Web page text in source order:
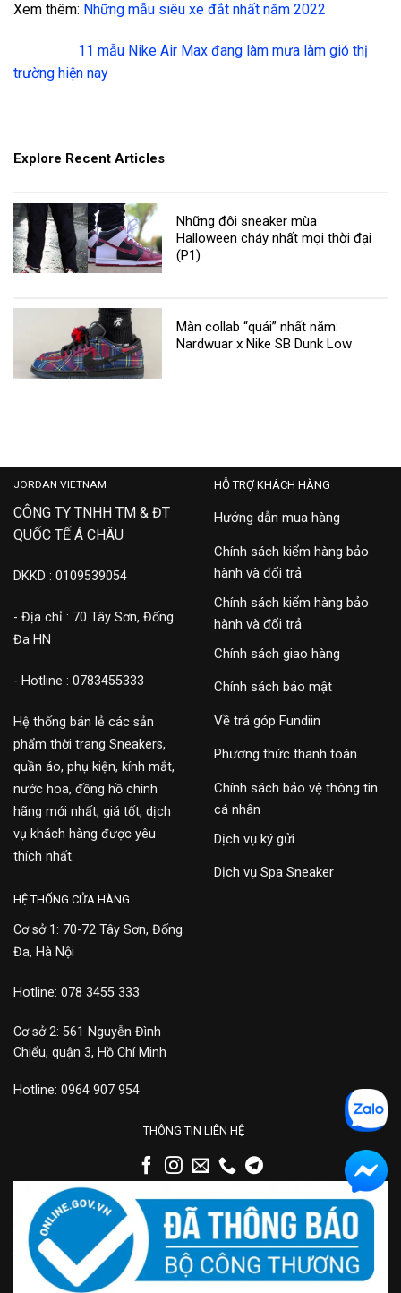
Xem thêm: Những mẫu siêu xe đắt nhất năm 2022
11 mẫu Nike Air Max đang làm mưa làm gió thị
trường hiện nay
Explore Recent Articles
Những đôi sneaker mùa
Halloween cháy nhất mọi thời đại
(P1)
Màn collab “quái” nhất năm:
Nardwuar x Nike SB Dunk Low
JORDAN VIETNAM
CÔNG TY TNHH TM & ĐT
QUỐC TẾ Á CHÂU
DKKD : 0109539054
- Địa chỉ : 70 Tây Sơn, Đống
Đa HN
- Hotline : 0783455333
Hệ thống bán lẻ các sản
phẩm thời trang Sneakers,
quần áo, phụ kiện, kính mắt,
nước hoa, đồng hồ chính
hãng mới nhất, giá tốt, dịch
vụ khách hàng được yêu
thích nhất.
HỖ TRỢ KHÁCH HÀNG
Hướng dẫn mua hàng
Chính sách kiểm hàng bảo
hành và đổi trả
Chính sách kiểm hàng bảo
hành và đổi trả
Chính sách giao hàng
Chính sách bảo mật
Về trả góp Fundiin
Phương thức thanh toán
Chính sách bảo vệ thông tin
cá nhân
Dịch vụ ký gửi
Dịch vụ Spa Sneaker
HỆ THỐNG CỬA HÀNG
Cơ sở 1: 70-72 Tây Sơn, Đống
Đa, Hà Nội
Hotline: 078 3455 333
Cơ sở 2: 561 Nguyễn Đình
Chiểu, quận 3, Hồ Chí Minh
Hotline: 0964 907 954
THÔNG TIN LIÊN HỆ